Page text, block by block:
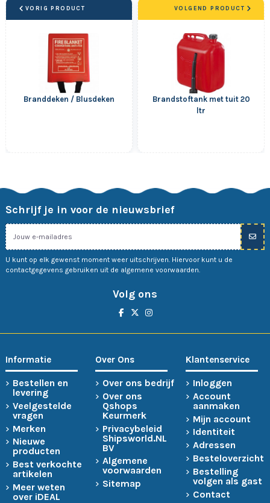
VORIG PRODUCT
Branddeken / Blusdeken
Brandstoftank met tuit 20
ltr
VOLGEND PRODUCT
Schrijf je in voor de nieuwsbrief
U kunt op elk gewenst moment weer uitschrijven. Hiervoor kunt u de
contactgegevens gebruiken uit de algemene voorwaarden.
Volg ons
Informatie
Bestellen en
levering
Veelgestelde
vragen
Merken
Nieuwe
producten
Best verkochte
artikelen
Meer weten
over iDEAL
Over Ons
Over ons bedrijf
Over ons
Qshops
Keurmerk
Privacybeleid
Shipsworld.NL
BV
Algemene
voorwaarden
Sitemap
Klantenservice
Inloggen
Account
aanmaken
Mijn account
Identiteit
Adressen
Besteloverzicht
Bestelling
volgen als gast
Contact